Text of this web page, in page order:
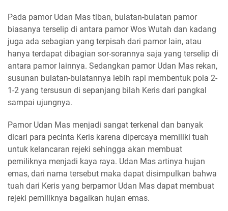
Pada pamor Udan Mas tiban, bulatan-bulatan pamor
biasanya terselip di antara pamor Wos Wutah dan kadang
juga ada sebagian yang terpisah dari pamor lain, atau
hanya terdapat dibagian sor-sorannya saja yang terselip di
antara pamor lainnya. Sedangkan pamor Udan Mas rekan,
susunan bulatan-bulatannya lebih rapi membentuk pola 2-
1-2 yang tersusun di sepanjang bilah Keris dari pangkal
sampai ujungnya.
Pamor Udan Mas menjadi sangat terkenal dan banyak
dicari para pecinta Keris karena dipercaya memiliki tuah
untuk kelancaran rejeki sehingga akan membuat
pemiliknya menjadi kaya raya. Udan Mas artinya hujan
emas, dari nama tersebut maka dapat disimpulkan bahwa
tuah dari Keris yang berpamor Udan Mas dapat membuat
rejeki pemiliknya bagaikan hujan emas.